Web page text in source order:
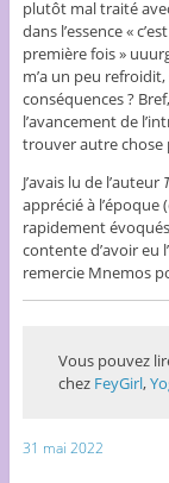
plutôt mal traité
dans l’essence «
première fois »
m’a un peu
conséquences ?
l’avancement de
trouver autre chose
J’avais lu de l’auteur
apprécié à l’époque
rapidement évoqués
contente d’avoir eu
remercie Mnemos
Vous pouvez
chez FeyGirl,
31 mai 2022